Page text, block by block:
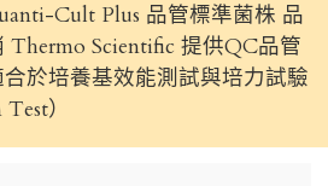
Cult Plus 品管標準菌株 品
Thermo Scientific 提供QC品管
於培養基效能測試與培力試驗
）